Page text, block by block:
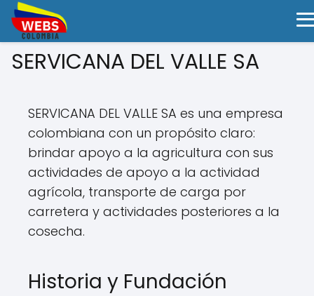
SERVICANA DEL VALLE SA
SERVICANA DEL VALLE SA es una empresa
colombiana con un propósito claro:
brindar apoyo a la agricultura con sus
actividades de apoyo a la actividad
agrícola, transporte de carga por
carretera y actividades posteriores a la
cosecha.
Historia y Fundación